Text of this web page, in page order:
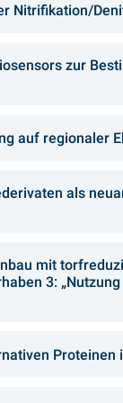
Nitrifikation/
zur
auf regionaler
als
mit
3: